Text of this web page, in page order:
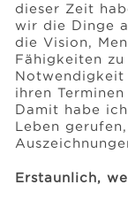
dieser Zeit
wir die Dinge
die Vision,
Fähigkeiten
Notwendigkeit
ihren
Damit habe
Leben
Erstaunlich,